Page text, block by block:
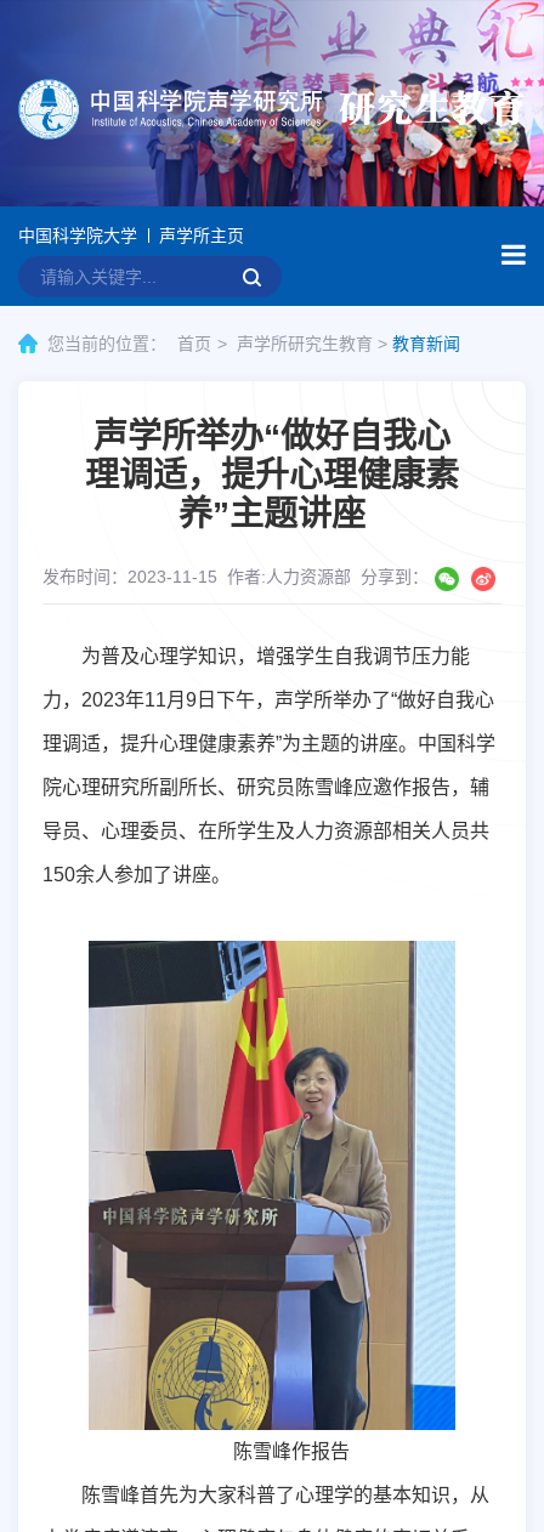
中国科学院大学 声学所主页
您当前的位置： 首页 声学所研究生教育 > 教育新闻
声学所举办“做好自我心
理调适，提升心理健康素
养”主题讲座
发布时间：2023-11-15 作者:人力资源部 分享到：
为普及心理学知识，增强学生自我调节压力能
力， 2023年11月 9 日下午，声学所举办了“做好自我心
理调适，提升心理健康素养”为主题的讲座。中国科学
院心理研究所副所长、研究员陈雪峰应邀作报告，辅
导员、心理委员、在所学生及人力资源部相关人员共
150余人参加了讲座。
陈雪峰作报告
陈雪峰首先为大家科普了心理学的基本知识，从